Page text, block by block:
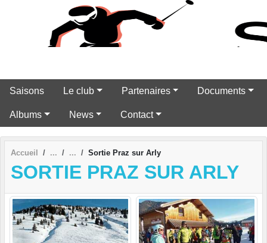
Saisons Le club Partenaires Documents
Albums News Contact
Accueil Sortie Praz sur Arly
SORTIE PRAZ SUR ARLY
Panneau de gestion des cookies